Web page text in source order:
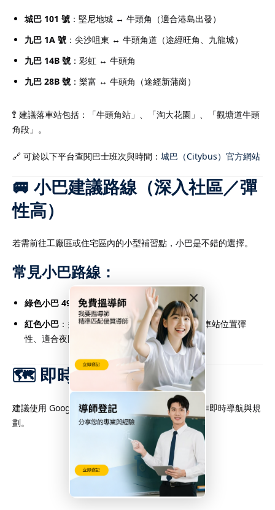
×
城巴 101 號 ：堅尼地城 ↔ 牛頭角（適合港島出發）
九巴 1A 號 ：尖沙咀東 ↔ 牛頭角道（途經旺角、九龍城）
九巴 14B 號 ：彩虹 ↔ 牛頭角
九巴 28B 號 ：樂富 ↔ 牛頭角（途經新蒲崗）
🚏 建議落車站包括：「牛頭角站」、「淘大花園」、「觀塘道牛頭
角段」。
🔗 可於以下平台查閱巴士班次與時間： 城巴（Citybus）官方網站
🚐 小巴建議路線（深入社區／彈
性高）
若需前往工廠區或住宅區內的小型補習點，小巴是不錯的選擇。
常見小巴路線：
綠色小巴 49M 號：九龍灣 ↔ 牛頭角 ↔ 觀塘
紅色小巴 ：多條彈性紅Van路線途經牛頭角道，車站位置彈
性、適合夜間或特殊時段出行
🗺️ 即時地圖導航
建議使用 Google 地圖搜尋補習社或具體地址，以作即時導航與規
劃。